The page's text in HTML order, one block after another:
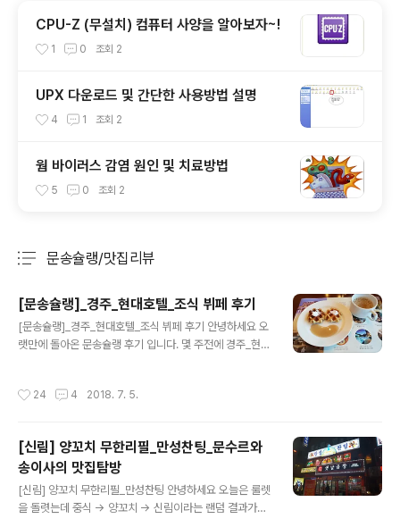
CPU-Z (무설치) 컴퓨터 사양을 알아보자~!
1 0 조회 2
UPX 다운로드 및 간단한 사용방법 설명
4 1 조회 2
웜 바이러스 감염 원인 및 치료방법
5 0 조회 2
문송슐랭/맛집리뷰
[문송슐랭]_경주_현대호텔_조식 뷔페 후기
[문송슐랭]_경주_현대호텔_조식 뷔페 후기 안녕하세요 오
랫만에 돌아온 문송슐랭 후기 입니다. 몇 주전에 경주_현대
페의 후기를 올려보도록 하겠습니다.먹은 건 디너 부터 였
반 뷔페보다는 정갈하고 깔끔하다고 느껴졌어요. (호텔이
라는 것이 고정관념 일 수도 있지만.....) 사람 완전 많죠? 그
래서 너무 오픈하고 조금 시간있다가 오면음식 집을 때 줄
을 좀 서야 되요...ㅠ 이제 본격적으로 기다리시던 음식사진
24 4 2018. 7. 5.
[신림] 양꼬치 무한리필_만성찬팅_문수르와
송이사의 맛집탐방
[신림] 양꼬치 무한리필_만성찬팅 안녕하세요 오늘은 룰렛
을 돌렷는데 중식 -> 양꼬치 -> 신림이라는 랜덤 결과가